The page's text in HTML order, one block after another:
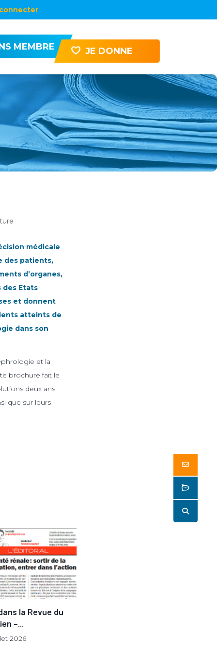
MEMBRE JE DONNE
médicale
des patients,
d’organes,
des Etats
et donnent
atteints de
dans son
et la
brochure fait le
deux ans
que sur leurs
la Revue du
–...
2026